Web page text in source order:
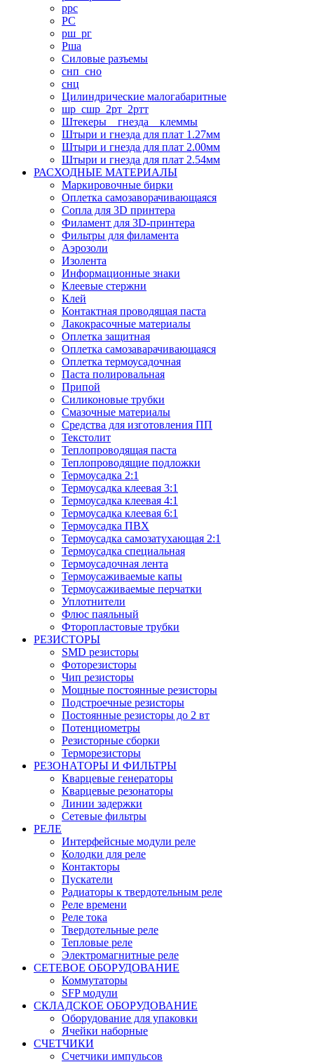
ррс
РС
рш_рг
Рша
Силовые разъемы
снп_сно
снц
Цилиндрические малогабаритные
шр_сшр_2рт_2ртт
Штекеры _ гнезда _ клеммы
Штыри и гнезда для плат 1.27мм
Штыри и гнезда для плат 2.00мм
Штыри и гнезда для плат 2.54мм
РАСХОДНЫЕ МАТЕРИАЛЫ
Маркировочные бирки
Оплетка самозаворачивающаяся
Сопла для 3D принтера
Филамент для 3D-принтера
Фильтры для филамента
Аэрозоли
Изолента
Информационные знаки
Клеевые стержни
Клей
Контактная проводящая паста
Лакокрасочные материалы
Оплетка защитная
Оплетка самозаварачивающаяся
Оплетка термоусадочная
Паста полировальная
Припой
Силиконовые трубки
Смазочные материалы
Средства для изготовления ПП
Текстолит
Теплопроводящая паста
Теплопроводящие подложки
Термоусадка 2:1
Термоусадка клеевая 3:1
Термоусадка клеевая 4:1
Термоусадка клеевая 6:1
Термоусадка ПВХ
Термоусадка самозатухающая 2:1
Термоусадка специальная
Термоусадочная лента
Термоусаживаемые капы
Термоусаживаемые перчатки
Уплотнители
Флюс паяльный
Фторопластовые трубки
РЕЗИСТОРЫ
SMD резисторы
Фоторезисторы
Чип резисторы
Мощные постоянные резисторы
Подстроечные резисторы
Постоянные резисторы до 2 вт
Потенциометры
Резисторные сборки
Терморезисторы
РЕЗОНАТОРЫ И ФИЛЬТРЫ
Кварцевые генераторы
Кварцевые резонаторы
Линии задержки
Сетевые фильтры
РЕЛЕ
Интерфейсные модули реле
Колодки для реле
Контакторы
Пускатели
Радиаторы к твердотельным реле
Реле времени
Реле тока
Твердотельные реле
Тепловые реле
Электромагнитные реле
СЕТЕВОЕ ОБОРУДОВАНИЕ
Коммутаторы
SFP модули
СКЛАДСКОЕ ОБОРУДОВАНИЕ
Оборудование для упаковки
Ячейки наборные
СЧЕТЧИКИ
Счетчики импульсов